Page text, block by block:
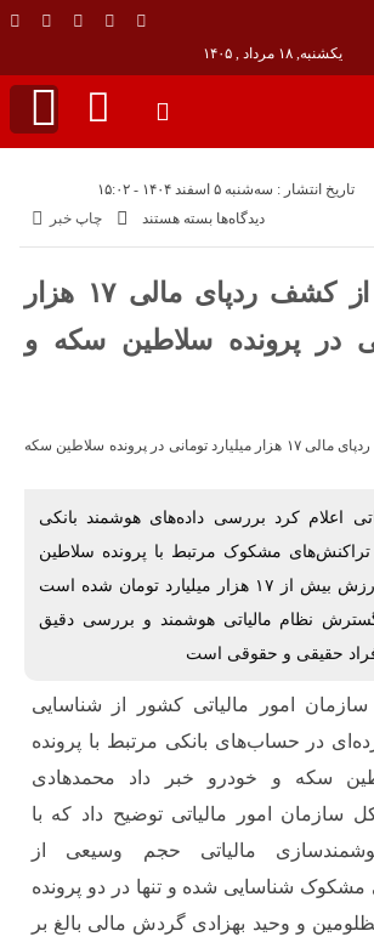
یکشنبه, ۱۸ مرداد , ۱۴۰۵
تاریخ انتشار : سه‌شنبه ۵ اسفند ۱۴۰۴ - ۱۵:۰۲
چاپ خبر
دیدگاه‌ها
برای
جزئیات
از
کشف
هزار
تومانی
پرونده
سلاطین
سکه
و
بسته هستند
جزئیات تازه از کشف ردپای مالی ۱۷ هزار
در پرونده سلاطین سکه و
اعلام کرد بررسی داده‌های هوشمند بانکی
مشکوک مرتبط با پرونده سلاطین
سکه و خودرو به ارزش بیش از ۱۷ هزار میلیارد تومان شده است
نظام مالیاتی هوشمند و بررسی دقیق
حقیقی و حقوقی است
سازمان امور مالیاتی کشور از شناسایی
در حساب‌های بانکی مرتبط با پرونده
سکه و خودرو خبر داد محمدهادی
سازمان امور مالیاتی توضیح داد که با
مالیاتی حجم وسیعی از
مشکوک شناسایی شده و تنها در دو پرونده
و وحید بهزادی گردش مالی بالغ بر